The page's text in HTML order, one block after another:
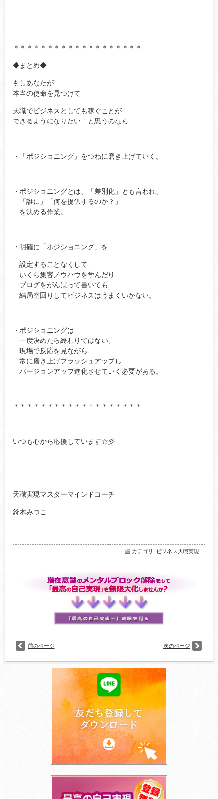
＊＊＊＊＊＊＊＊＊＊＊＊＊＊＊＊＊＊＊
◆まとめ◆
もしあなたが
本当の使命を見つけて
天職でビジネスとしても稼ぐことが
できるようになりたい と思うのなら
・「ポジショニング」をつねに磨き上げていく。
・ポジショニングとは、「差別化」とも言われ、
「誰に」「何を提供するのか？」
を決める作業。
・明確に「ポジショニング」を
設定することなくして
いくら集客ノウハウを学んだり
ブログをがんばって書いても
結局空回りしてビジネスはうまくいかない。
・ポジショニングは
一度決めたら終わりではない。
現場で反応を見ながら
常に磨き上げブラッシュアップし
バージョンアップ進化させていく必要がある。
＊＊＊＊＊＊＊＊＊＊＊＊＊＊＊＊＊＊＊
いつも心から応援しています☆彡
天職実現マスターマインドコーチ
鈴木みつこ
カテゴリ : ビジネス天職実現
前のページ 次のページ